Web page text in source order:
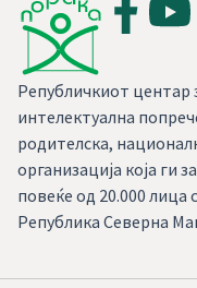
Републичкиот центар
интелектуална
родителска,
организација која ги
повеќе од 20.000 лица
Република Северна